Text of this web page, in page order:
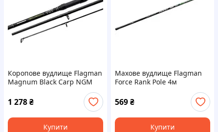
Коропове вудлище Flagman
Magnum Black Carp NGM
1 278₴
Купити
Махове вудлище Flagman
Force Rank Pole 4м
569₴
Купити